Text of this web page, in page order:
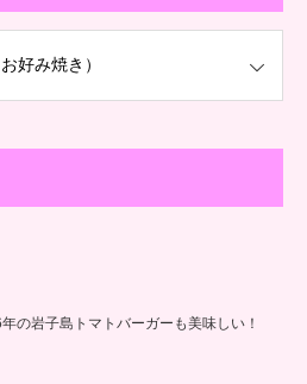
の岩子島トマトバーガーも美味しい！